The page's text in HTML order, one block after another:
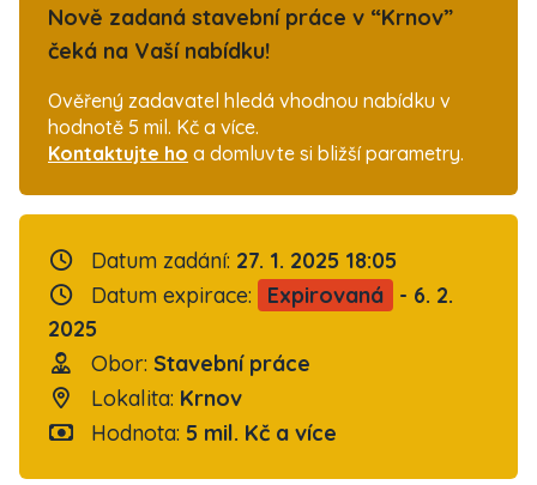
Nově zadaná stavební práce v “Krnov”
čeká na Vaší nabídku!
Ověřený zadavatel hledá vhodnou nabídku v
hodnotě 5 mil. Kč a více.
Kontaktujte ho a domluvte si bližší parametry.
Datum zadání: 27. 1. 2025 18:05
Datum expirace:
Expirovaná
- 6. 2.
2025
Obor: Stavební práce
Lokalita: Krnov
Hodnota: 5 mil. Kč a více